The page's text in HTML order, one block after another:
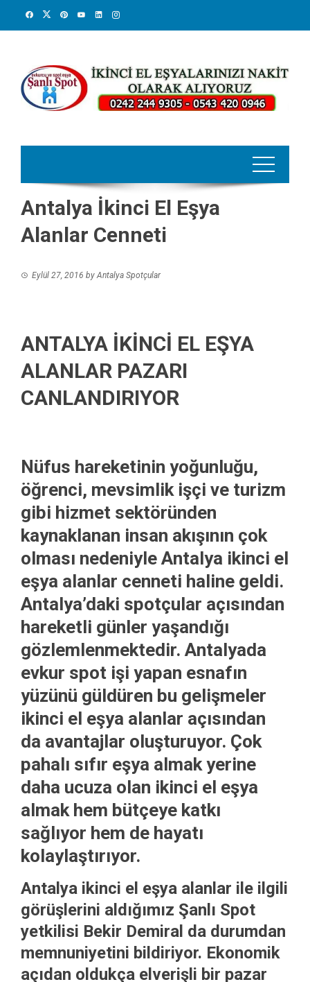
Antalya İkinci El Eşya
Alanlar Cenneti
Eylül 27, 2016 by Antalya Spotçular
ANTALYA İKİNCİ EL EŞYA
ALANLAR PAZARI
CANLANDIRIYOR
Nüfus hareketinin yoğunluğu,
öğrenci, mevsimlik işçi ve turizm
gibi hizmet sektöründen
kaynaklanan insan akışının çok
olması nedeniyle Antalya ikinci el
eşya alanlar cenneti haline geldi.
Antalya’daki spotçular açısından
hareketli günler yaşandığı
gözlemlenmektedir. Antalyada
evkur spot işi yapan esnafın
yüzünü güldüren bu gelişmeler
ikinci el eşya alanlar açısından
da avantajlar oluşturuyor. Çok
pahalı sıfır eşya almak yerine
daha ucuza olan ikinci el eşya
almak hem bütçeye katkı
sağlıyor hem de hayatı
kolaylaştırıyor.
Antalya ikinci el eşya alanlar ile ilgili
görüşlerini aldığımız Şanlı Spot
yetkilisi Bekir Demiral da durumdan
memnuniyetini bildiriyor. Ekonomik
açıdan oldukça elverişli bir pazar